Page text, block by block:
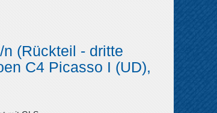
(Rückteil - dritte
C4 Picasso I (UD),